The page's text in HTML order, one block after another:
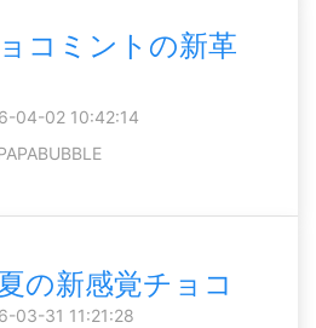
コミントの新革
04-02 10:42:14
の新感覚チョコ
03-31 11:21:28